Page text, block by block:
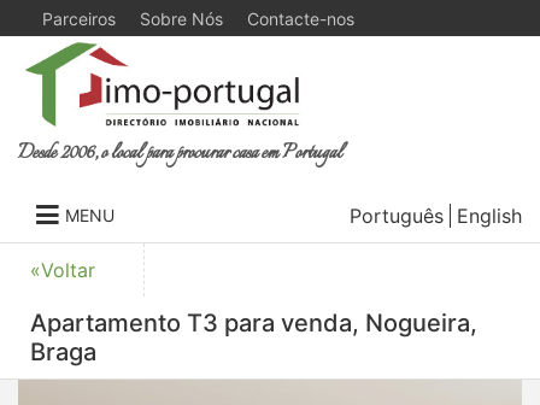
Parceiros Sobre Nós Contacte-nos
Desde 2006, o local para procurar casa em Portugal
MENU Português English
«Voltar
Apartamento T3 para venda, Nogueira,
Braga